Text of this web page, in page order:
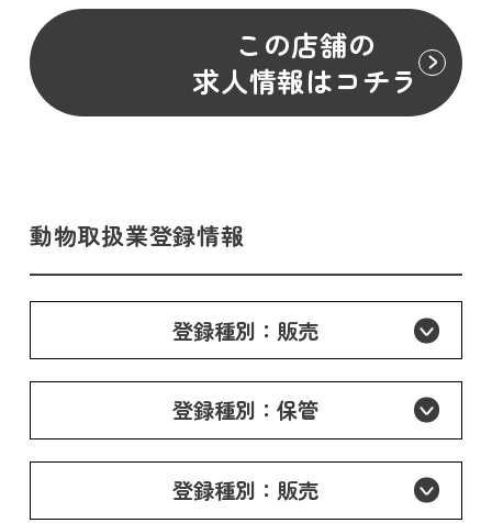
この店舗の
求人情報はコチラ
動物取扱業登録情報
登録種別：販売
登録種別：保管
登録種別：販売